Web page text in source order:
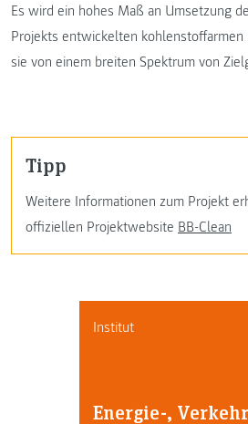
Institut
Energie-,
Es wird ein hohes Maß an Umsetzung
Projekts entwickelten
sie von einem breiten Spektrum von
Tipp
Weitere Informationen zum Projekt
offiziellen Projektwebsite BB-Clean